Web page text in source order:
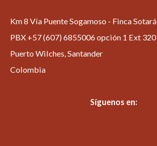
Km 8 Vía Puente Sogamoso - Finca Sotará
PBX +57 (607) 6855006 opción 1 Ext 320
Puerto Wilches, Santander
Colombia
Síguenos en: